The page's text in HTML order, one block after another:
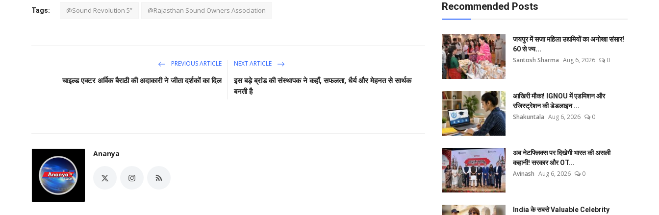
Tags: @Sound Revolution 5” @Rajasthan Sound Owners Association
PREVIOUS ARTICLE
चाइल्ड एक्टर अर्विक बैराठी की अदाकारी ने जीता दर्शकों का दिल
NEXT ARTICLE
इस बड़े ब्रांड की संस्थापक ने कहाँ, सफलता, धैर्य और मेहनत से सार्थक
बनती है
Ananya
Recommended Posts
जयपुर में सजा महिला उद्यमियों का अनोखा संसार!
60 से ज्य...
Santosh Sharma Aug 6, 2026 0
आखिरी मौका! IGNOU में एडमिशन और
रजिस्ट्रेशन की डेडलाइन ...
Shakuntala Aug 6, 2026 0
अब नेटफ्लिक्स पर दिखेगी भारत की असली
कहानी! सरकार और OT...
Avinash Aug 6, 2026 0
India के सबसे Valuable Celebrity